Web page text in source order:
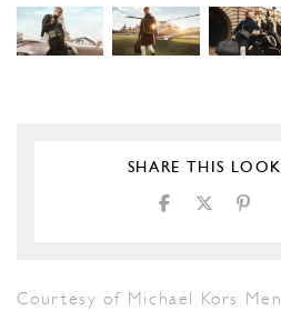
SHARE THIS LOOK
Courtesy of Michael Kors Men